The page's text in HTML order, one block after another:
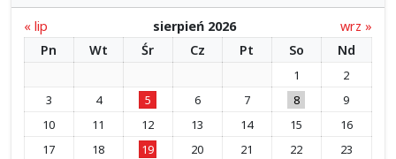
« lip sierpień 2026
wrz »
Pn
Wt Śr Cz Pt So Nd
1
2
3
4 5 6 7 8
9
10
11 12 13 14 15
16
17
18 19 20 21 22
23